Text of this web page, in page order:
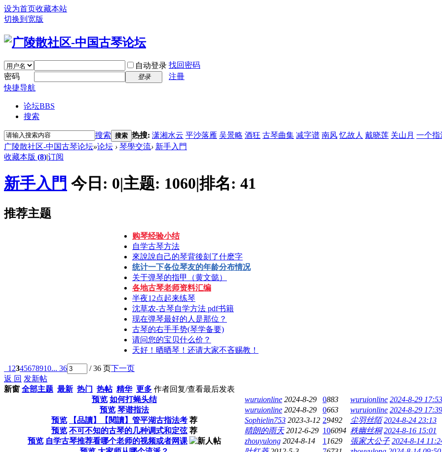
设为首页收藏本站
切换到宽版
自动登录 找回密码
密码
登录
注冊
快捷导航
论坛BBS
搜索
搜索 搜索 热搜: 潇湘水云 平沙落雁 吴景略 酒狂 古琴曲集 减字谱 南风 忆故人 戴晓莲 关山月 一个指
广陵散社区-中国古琴论坛»论坛 › 琴學交流› 新手入門
收藏本版 (8)|订阅
新手入門 今日: 0|主题: 1060|排名: 41
推荐主题
购琴经验小结
自学古琴方法
來說說自己的琴背後刻了什麽字
统计一下各位琴友的年龄分布情况
关于弹琴的指甲（黄文懿）
各地古琴老师资料汇编
半夜12点起来练琴
沈草农-古琴自学方法 pdf书籍
现在弹琴最好的人是那位？
古琴的右手手势(琴学备要)
请问您的宝贝什么价？
天好！晒晒琴！还请大家不吝赐教！
1 2345678910... 36 / 36 页下一页
返 回 发新帖
新窗 全部主题 最新 热门 热帖 精华 更多 作者回复/查看最后发表
预览 如何打蝇头结 wuruionline 2024-8-29 0883 wuruionline 2024-8-29 17:53
预览 琴谱指法 wuruionline 2024-8-29 0663 wuruionline 2024-8-29 17:39
预览
【品讀】【閱讀】管平湖古指法考 荐 Sophielin753 2023-3-12 29492 尘羽丝陌 2024-8-24 23:13
预览 不可不知的古琴的几种调式和定弦 荐 晴朗的雨天 2012-6-29 106094 秩幽丝桐 2024-8-16 15:01
预览 自学古琴推荐看哪个老师的视频或者网课 zhouyulong 2024-8-14 1 1629 張家大公子 2024-8-14